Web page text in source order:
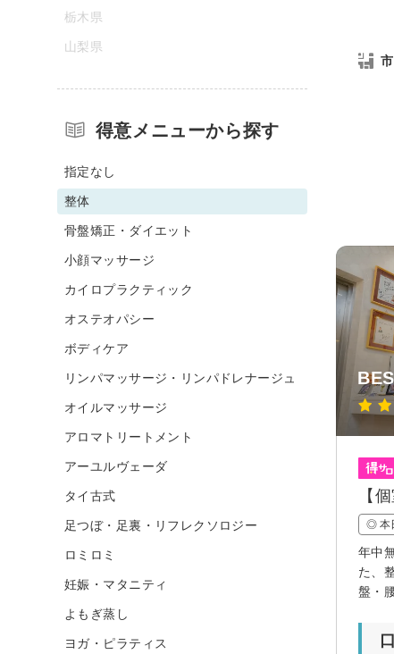
【
◎ 本
年中
た、
盤・
栃木県
山梨県
得意メニューから探す
指定なし
整体
骨盤矯正・ダイエット
小顔マッサージ
カイロプラクティック
オステオパシー
ボディケア
リンパマッサージ・リンパドレナージュ
オイルマッサージ
アロマトリートメント
アーユルヴェーダ
タイ古式
足つぼ・足裏・リフレクソロジー
ロミロミ
妊娠・マタニティ
よもぎ蒸し
ヨガ・ピラティス